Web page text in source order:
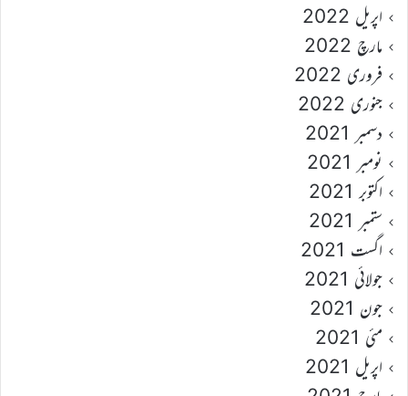
اپریل 2022
مارچ 2022
فروری 2022
جنوری 2022
دسمبر 2021
نومبر 2021
اکتوبر 2021
ستمبر 2021
اگست 2021
جولائی 2021
جون 2021
مئی 2021
اپریل 2021